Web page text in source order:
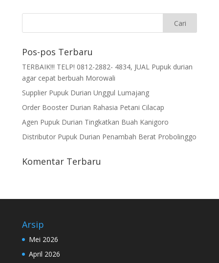
Pos-pos Terbaru
TERBAIK!!! TELP! 0812-2882- 4834, JUAL Pupuk durian
agar cepat berbuah Morowali
Supplier Pupuk Durian Unggul Lumajang
Order Booster Durian Rahasia Petani Cilacap
Agen Pupuk Durian Tingkatkan Buah Kanigoro
Distributor Pupuk Durian Penambah Berat Probolinggo
Komentar Terbaru
Arsip
Mei 2026
April 2026